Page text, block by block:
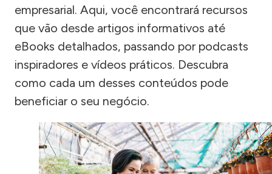
empresarial. Aqui, você encontrará recursos
que vão desde artigos informativos até
eBooks detalhados, passando por podcasts
inspiradores e vídeos práticos. Descubra
como cada um desses conteúdos pode
beneficiar o seu negócio.